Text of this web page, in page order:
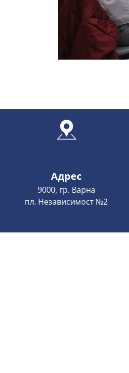
Адрес
9000, гр. Варна
пл. Независимост №2